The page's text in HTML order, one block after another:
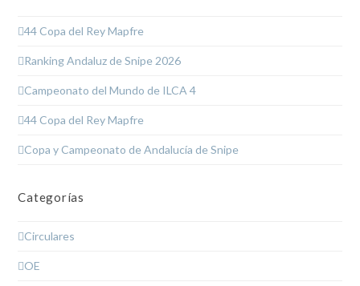
44 Copa del Rey Mapfre
Ranking Andaluz de Snipe 2026
Campeonato del Mundo de ILCA 4
44 Copa del Rey Mapfre
Copa y Campeonato de Andalucía de Snipe
Categorías
Circulares
OE